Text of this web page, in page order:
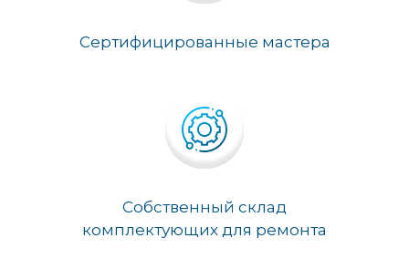
Сертифицированные мастера
Собственный склад
комплектующих для ремонта